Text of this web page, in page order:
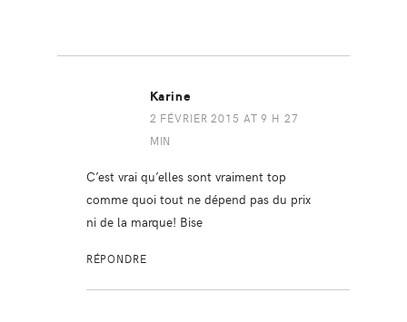
Karine
2 FÉVRIER 2015 AT 9 H 27
MIN
C’est vrai qu’elles sont vraiment top
comme quoi tout ne dépend pas du prix
ni de la marque! Bise
RÉPONDRE